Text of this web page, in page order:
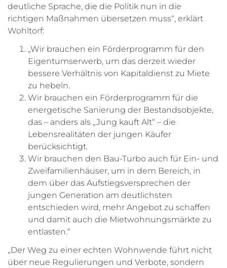
deutliche Sprache, die die Politik nun in die
richtigen Maßnahmen übersetzen muss“, erklärt
Wohltorf:
„Wir brauchen ein Förderprogramm für den
Eigentumserwerb, um das derzeit wieder
bessere Verhältnis von Kapitaldienst zu Miete
zu hebeln.
Wir brauchen ein Förderprogramm für die
energetische Sanierung der Bestandsobjekte,
das – anders als „Jung kauft Alt“ – die
Lebensrealitäten der jungen Käufer
berücksichtigt.
Wir brauchen den Bau-Turbo auch für Ein- und
Zweifamilienhäuser, um in dem Bereich, in
dem über das Aufstiegsversprechen der
jungen Generation am deutlichsten
entschieden wird, mehr Angebot zu schaffen
und damit auch die Mietwohnungsmärkte zu
entlasten.“
„Der Weg zu einer echten Wohnwende führt nicht
über neue Regulierungen und Verbote, sondern